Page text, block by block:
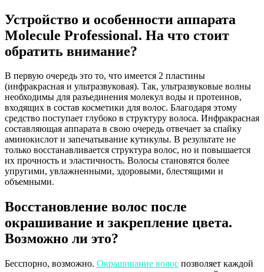
Устройство и особенности аппарата
Molecule Professional. На что стоит
обратить внимание?
В первую очередь это то, что имеется 2 пластины
(инфракрасная и ультразвуковая). Так, ультразвуковые волны
необходимы для разъединения молекул воды и протеинов,
входящих в состав косметики для волос. Благодаря этому
средство поступает глубоко в структуру волоса. Инфракрасная
составляющая аппарата в свою очередь отвечает за спайку
аминокислот и запечатывание кутикулы. В результате не
только восстанавливается структура волос, но и повышается
их прочность и эластичность. Волосы становятся более
упругими, увлажненными, здоровыми, блестящими и
объемными.
Восстановление волос после
окрашивание и закрепление цвета.
Возможно ли это?
Бесспорно, возможно. Окрашивание волос позволяет каждой